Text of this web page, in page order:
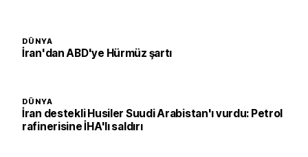
DÜNYA
İran'dan ABD'ye Hürmüz şartı
DÜNYA
İran destekli Husiler Suudi Arabistan'ı vurdu: Petrol
rafinerisine İHA'lı saldırı